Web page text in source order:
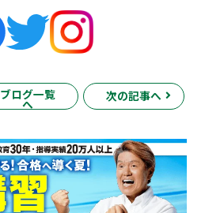
ブログ一覧
へ
次の記事へ